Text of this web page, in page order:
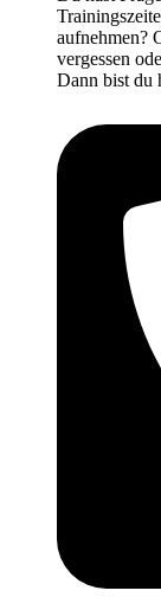
aufnehmen?
vergessen
Dann bist du